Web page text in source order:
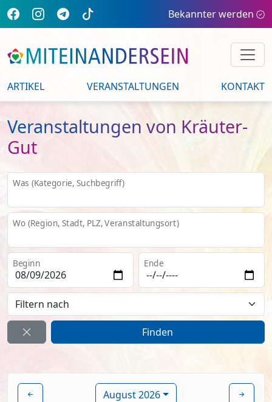
Bekannter werden
ARTIKEL VERANSTALTUNGEN KONTAKT
Veranstaltungen von Kräuter-
Gut
Was (Kategorie, Suchbegriff)
Wo (Region, Stadt, PLZ, Veranstaltungsort)
Beginn Ende
August 2026